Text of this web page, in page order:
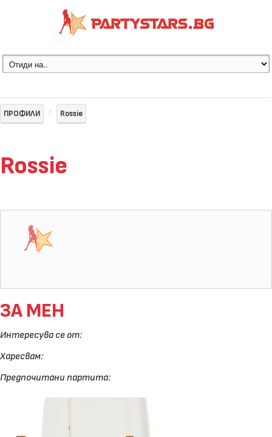
ПРОФИЛИ Rossie
Rossie
ЗА МЕН
Интересува се от:
Харесвам:
Предпочитани партита: